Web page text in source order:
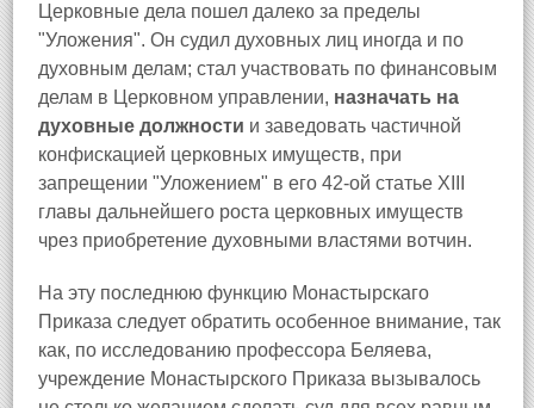
Церковные дела пошел далеко за пределы
"Уложения". Он судил духовных лиц иногда и по
духовным делам; стал участвовать по финансовым
делам в Церковном управлении, назначать на
духовные должности и заведовать частичной
конфискацией церковных имуществ, при
запрещении "Уложением" в его 42-ой статье ХIII
главы дальнейшего роста церковных имуществ
чрез приобретение духовными властями вотчин.
На эту последнюю функцию Монастырскаго
Приказа следует обратить особенное внимание, так
как, по исследованию профессора Беляева,
учреждение Монастырского Приказа вызывалось